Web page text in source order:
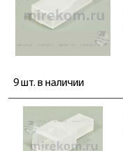
9 шт. в наличии